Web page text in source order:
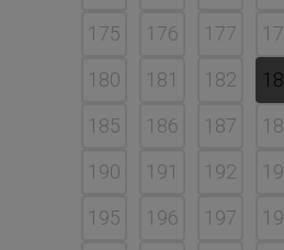
175
176 177
180
181 182
185
186 187
190
191 192
195
196 197